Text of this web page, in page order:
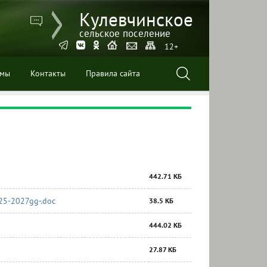
Кулевчинское
сельское поселение
12+
Контакты Правила сайта
442.71 КБ
2027gg-.doc 38.5 КБ
444.02 КБ
27.87 КБ